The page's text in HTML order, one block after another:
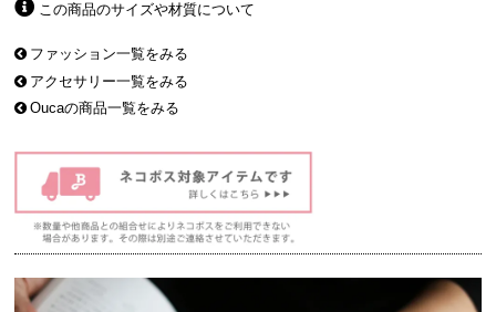
この商品のサイズや材質について
ファッション一覧をみる
アクセサリー一覧をみる
Oucaの商品一覧をみる